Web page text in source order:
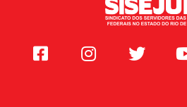
Facebook Instagram Twitter